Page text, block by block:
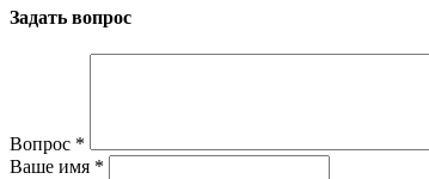
Задать вопрос
Вопрос *
Ваше имя *